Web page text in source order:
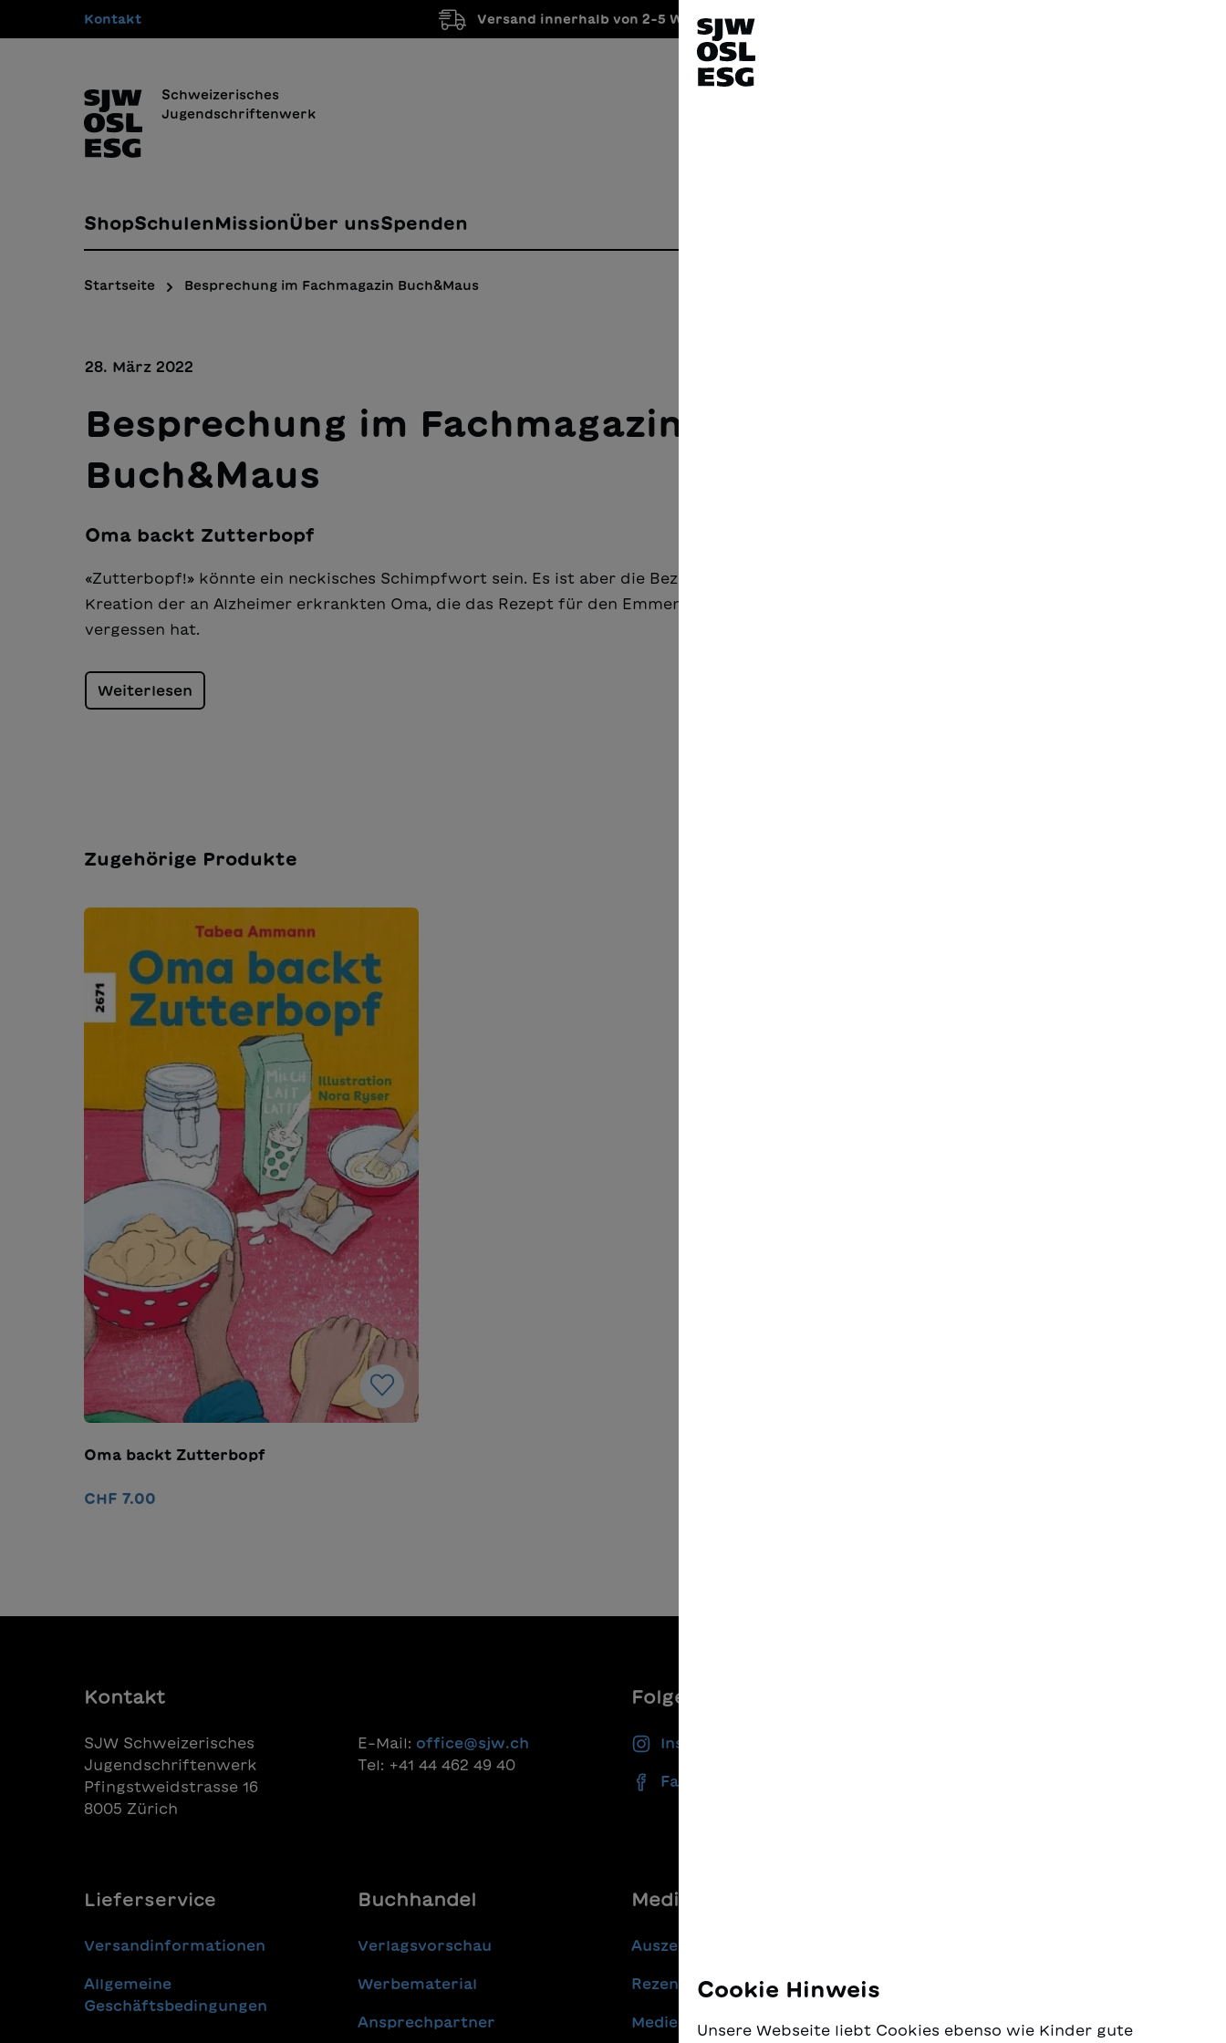
Zur Hauptnavigation springen
Kontakt Versand innerhalb von 2-5 Werktagen
Schweizerisches
Jugendschriftenwerk
ShopSchulen MissionÜber unsSpenden
Startseite Besprechung im Fachmagazin Buch&Maus
28. März 2022
Besprechung im Fachmagazin
Buch&Maus
Oma backt Zutterbopf
«Zutterbopf!» könnte ein neckisches Schimpfwort sein. Es ist aber die Bezeich­nung für eine neue
Kreation der an Alz­heimer erkrankten Oma, die das Rezept für den Emmentaler Butterzopf
vergessen hat.
Weiterlesen
Zugehörige Produkte
Oma backt Zutterbopf
CHF 7.00
Kontakt
SJW Schweizerisches
Jugendschriftenwerk
Pfingstweidstrasse 16
8005 Zürich
E-Mail: office@sjw.ch
Tel: +41 44 462 49 40
Folgen Sie uns
Instagram
Facebook
Lieferservice
Versandinformationen
Allgemeine
Geschäftsbedingungen
Buchhandel
Verlagsvorschau
Werbematerial
Ansprechpartner
Media
Auszeichnungen
Rezensionen
Medienmitteilungen
Cookie Hinweis
Unsere Webseite liebt Cookies ebenso wie Kinder gute